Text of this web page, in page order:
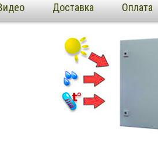
Доставка Оплата